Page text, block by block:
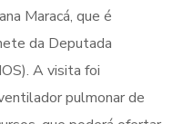
Maracá, que é
da Deputada
A visita foi
pulmonar de